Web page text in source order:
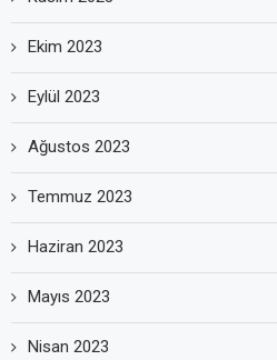
Ekim 2023
Eylül 2023
Ağustos 2023
Temmuz 2023
Haziran 2023
Mayıs 2023
Nisan 2023